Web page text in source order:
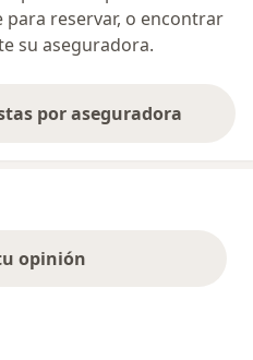
reservar, o encontrar
su aseguradora.
por aseguradora
opinión